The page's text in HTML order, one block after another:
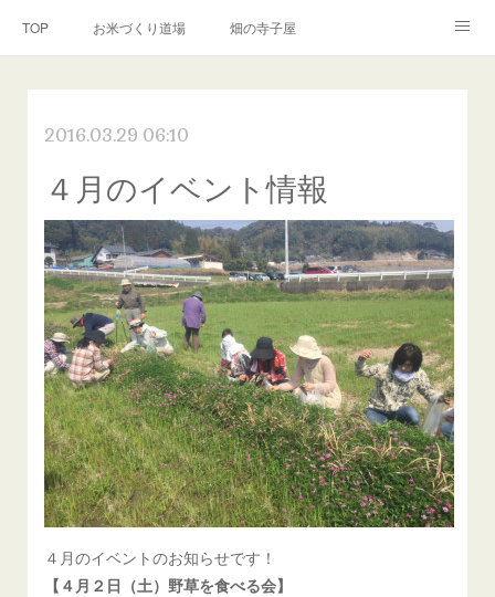
TOP お米づくり道場 畑の寺子屋
お問い合わせ リンク(SNS)
2016.03.29 06:10
４月のイベント情報
４月のイベントのお知らせです！
【４月２日（土）野草を食べる会】